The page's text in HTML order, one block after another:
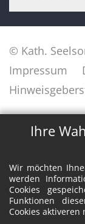
Ihre
Wir möchten
werden
Cookies
Funktionen
Cookies aktiveren
© Kath.
Impressum